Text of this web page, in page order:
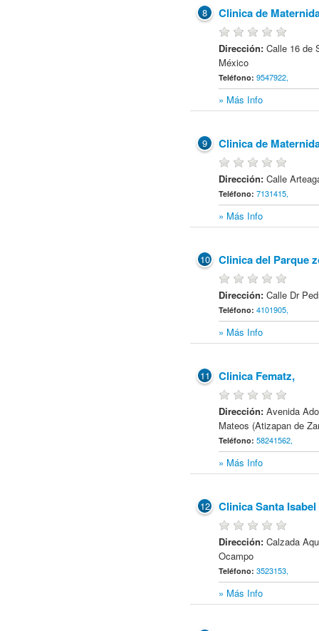
8 Clinica de
Dirección:Calle 16 de
México
Teléfono:9547922,
» Más Info
9 Clinica de
Dirección:Calle
Teléfono:7131415,
» Más Info
10 Clinica del Parque
Dirección:Calle Dr
Teléfono:4101905,
» Más Info
11 Clinica Fematz,
Dirección:Avenida
Mateos (Atizapan de
Teléfono:58241562,
» Más Info
12 Clinica Santa Isabel
Dirección:Calzada
Ocampo
Teléfono:3523153,
» Más Info